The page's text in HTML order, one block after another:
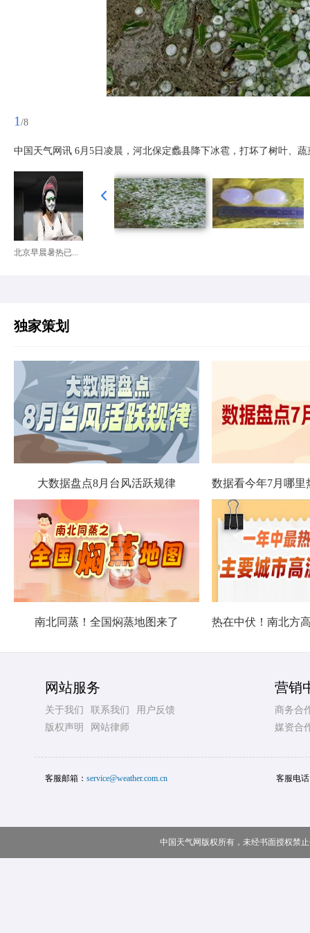
1 /8
中国天气网讯 6月5日凌晨，河北保定蠡县降下冰雹，打坏了树叶、
北京早晨暑热已...
独家策划
大数据盘点8月台风活跃规律
南北同蒸！全国焖蒸地图来了
网站服务
关于我们 联系我们
用户反馈
版权声明
网站律师
营销
商务合
媒资合
客服邮箱： service@weather.com.cn 客服电
中国天气网版权所有，未经书面授权